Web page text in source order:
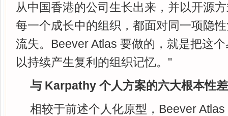
从中国香港的公司生长出来，并以开源
每一个成长中的组织，都面对同一项隐
流失。Beever Atlas 要做的，就是把这
以持续产生复利的组织记忆。"
与 Karpathy 个人方案的六大根本性
相较于前述个人化原型，Beever